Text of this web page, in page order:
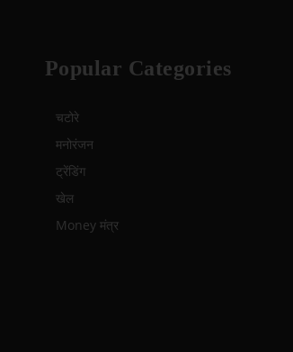
Popular Categories
चटोरे
मनोरंजन
ट्रेंडिंग
खेल
Money मंत्र